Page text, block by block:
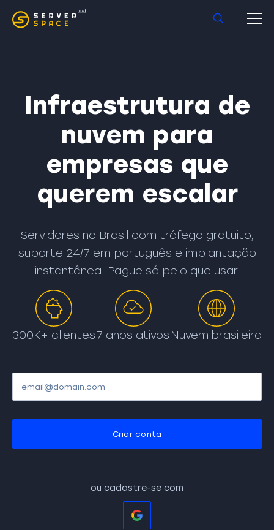
Infraestrutura de
nuvem para
empresas que
querem escalar
Servidores no Brasil com tráfego gratuito,
suporte 24/7 em português e implantação
instantânea. Pague só pelo que usar.
300K+ clientes7 anos ativos Nuvem brasileira
Criar conta
ou cadastre-se com